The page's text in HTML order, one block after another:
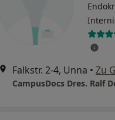
Falkstr. 2-4, Unna • Zu